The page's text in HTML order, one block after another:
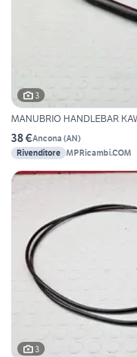
3
MANUBRIO HANDLEBAR
38 €Ancona (AN)
Rivenditore MPRicambi.COM
3